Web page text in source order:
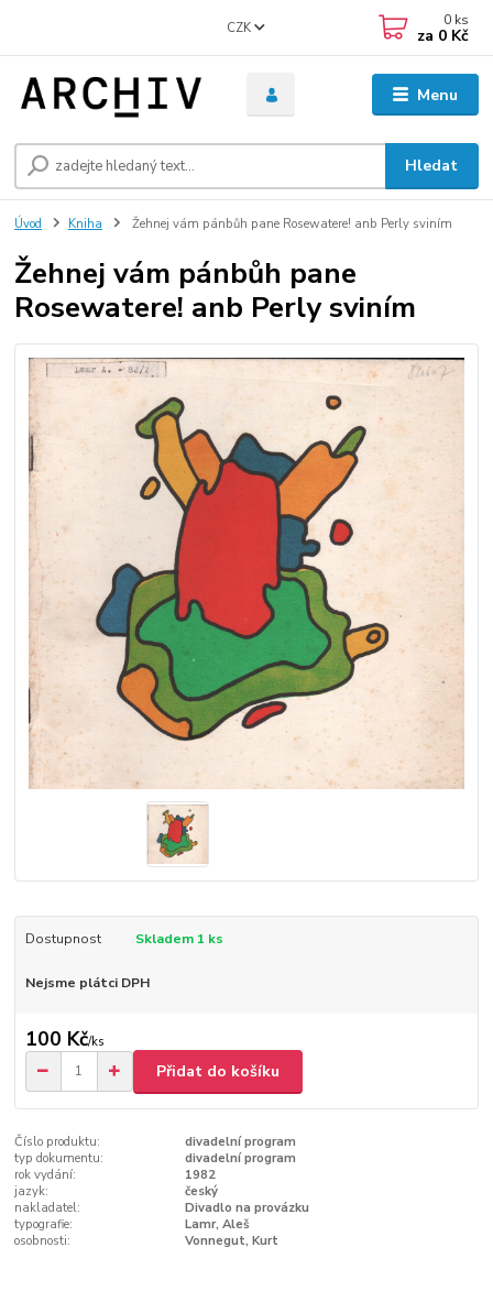
Menu
CZK
Hledat
0 ks
za 0 Kč
Úvod Kniha Žehnej vám pánbůh pane Rosewatere! anb Perly sviním
Žehnej vám pánbůh pane
Rosewatere! anb Perly sviním
Dostupnost Skladem 1 ks
Nejsme plátci DPH
100 Kč/ks
Přidat do košíku
Číslo produktu:
divadelní program
typ dokumentu:
divadelní program
rok vydání:
1982
jazyk:
český
nakladatel:
Divadlo na provázku
typografie:
Lamr, Aleš
osobnosti:
Vonnegut, Kurt